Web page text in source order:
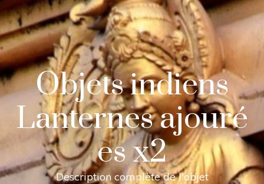
Objets indiens
Lanternes ajouré
es x2
Description complète de l'objet